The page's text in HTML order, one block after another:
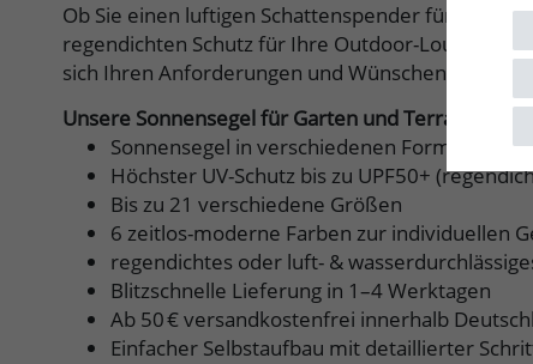
Ob Sie einen luftigen Schattenspender für den
regendichten Schutz für Ihre Outdoor-Lounge –
sich Ihren Anforderungen und Wünschen an.
Unsere Sonnensegel für Garten und Terrasse auf
Sonnensegel in verschiedenen Formen:
Höchster UV-Schutz bis zu UPF50+
Bis zu 21 verschiedene Größen
6 zeitlos-moderne Farben zur individuellen
regendichtes oder luft- &
Blitzschnelle Lieferung in 1–4 Werktagen
Ab 50 € versandkostenfrei innerhalb
Einfacher Selbstaufbau mit detaillierter